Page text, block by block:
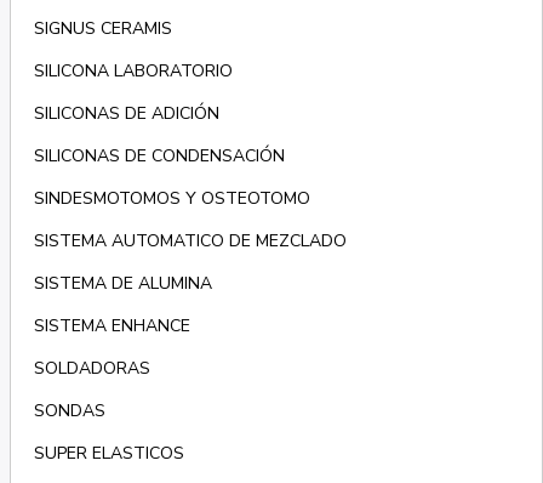
SIGNUS CERAMIS
SILICONA LABORATORIO
SILICONAS DE ADICIÓN
SILICONAS DE CONDENSACIÓN
SINDESMOTOMOS Y OSTEOTOMO
SISTEMA AUTOMATICO DE MEZCLADO
SISTEMA DE ALUMINA
SISTEMA ENHANCE
SOLDADORAS
SONDAS
SUPER ELASTICOS